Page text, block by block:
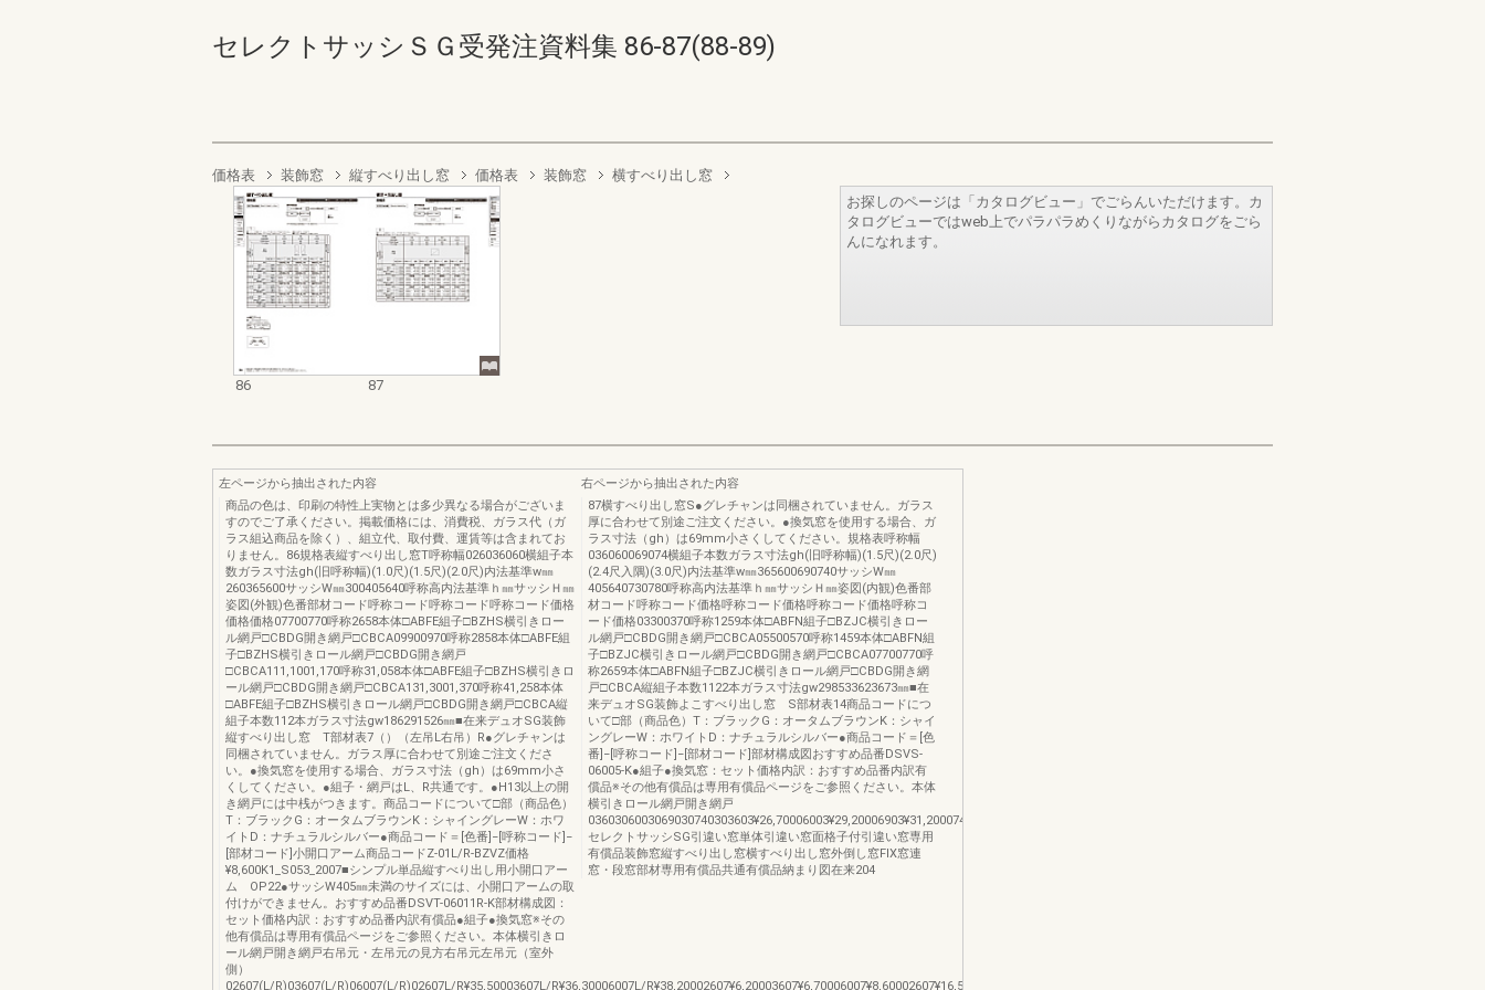
セレクトサッシＳＧ受発注資料集 86-87(88-89)
価格表 装飾窓 縦すべり出し窓 価格表 装飾窓 横すべり出し窓
86 87
お探しのページは「カタログビュー」でごらんいただけます。カ
タログビューではweb上でパラパラめくりながらカタログをごら
んになれます。
左ページから抽出された内容
商品の色は、印刷の特性上実物とは多少異なる場合がございま
すのでご了承ください。掲載価格には、消費税、ガラス代（ガ
ラス組込商品を除く）、組立代、取付費、運賃等は含まれてお
りません。86規格表縦すべり出し窓T呼称幅026036060横組子本
数ガラス寸法gh(旧呼称幅)(1.0尺)(1.5尺)(2.0尺)内法基準w㎜
260365600サッシW㎜300405640呼称高内法基準ｈ㎜サッシＨ㎜
姿図(外観)色番部材コード呼称コード呼称コード呼称コード価格
価格価格07700770呼称2658本体□ABFE組子□BZHS横引きロー
ル網戸□CBDG開き網戸□CBCA09900970呼称2858本体□ABFE組
子□BZHS横引きロール網戸□CBDG開き網戸
□CBCA111,1001,170呼称31,058本体□ABFE組子□BZHS横引きロ
ール網戸□CBDG開き網戸□CBCA131,3001,370呼称41,258本体
□ABFE組子□BZHS横引きロール網戸□CBDG開き網戸□CBCA縦
組子本数112本ガラス寸法gw186291526㎜■在来デュオSG装飾
縦すべり出し窓 T部材表7（）（左吊L右吊）R●グレチャンは
同梱されていません。ガラス厚に合わせて別途ご注文くださ
い。●換気窓を使用する場合、ガラス寸法（gh）は69mm小さ
くしてください。●組子・網戸はL、R共通です。●H13以上の開
き網戸には中桟がつきます。商品コードについて□部（商品色）
T：ブラックG：オータムブラウンK：シャイングレーW：ホワ
イトD：ナチュラルシルバー●商品コード＝[色番]−[呼称コード]−
[部材コード]小開口アーム商品コードZ-01L/R-BZVZ価格
¥8,600K1_S053_2007■シンプル単品縦すべり出し用小開口アー
ム OP22●サッシW405㎜未満のサイズには、小開口アームの取
付けができません。おすすめ品番DSVT-06011R-K部材構成図：
セット価格内訳：おすすめ品番内訳有償品●組子●換気窓※その
他有償品は専用有償品ページをご参照ください。本体横引きロ
ール網戸開き網戸右吊元・左吊元の見方右吊元左吊元（室外
側）
02607(L/R)03607(L/R)06007(L/R)02607L/R¥35,50003607L/R¥36,30006007L/R¥38,20002607¥6,20003607¥6,70006007¥8,60002607¥16,50003607¥17,60006007¥19,40002607¥12,80003607¥13,50006007¥15,10002609(L/
右ページから抽出された内容
87横すべり出し窓S●グレチャンは同梱されていません。ガラス
厚に合わせて別途ご注文ください。●換気窓を使用する場合、ガ
ラス寸法（gh）は69mm小さくしてください。規格表呼称幅
036060069074横組子本数ガラス寸法gh(旧呼称幅)(1.5尺)(2.0尺)
(2.4尺入隅)(3.0尺)内法基準w㎜365600690740サッシW㎜
405640730780呼称高内法基準ｈ㎜サッシＨ㎜姿図(内観)色番部
材コード呼称コード価格呼称コード価格呼称コード価格呼称コ
ード価格03300370呼称1259本体□ABFN組子□BZJC横引きロー
ル網戸□CBDG開き網戸□CBCA05500570呼称1459本体□ABFN組
子□BZJC横引きロール網戸□CBDG開き網戸□CBCA07700770呼
称2659本体□ABFN組子□BZJC横引きロール網戸□CBDG開き網
戸□CBCA縦組子本数1122本ガラス寸法gw298533623673㎜■在
来デュオSG装飾よこすべり出し窓 S部材表14商品コードにつ
いて□部（商品色）T：ブラックG：オータムブラウンK：シャイ
ングレーW：ホワイトD：ナチュラルシルバー●商品コード＝[色
番]−[呼称コード]−[部材コード]部材構成図おすすめ品番DSVS-
06005-K●組子●換気窓：セット価格内訳：おすすめ品番内訳有
償品※その他有償品は専用有償品ページをご参照ください。本体
横引きロール網戸開き網戸
セレクトサッシSG引違い窓単体引違い窓面格子付引違い窓専用
有償品装飾窓縦すべり出し窓横すべり出し窓外倒し窓FIX窓連
窓・段窓部材専用有償品共通有償品納まり図在来204